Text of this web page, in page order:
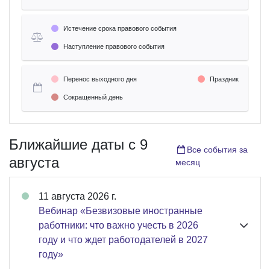
Истечение срока правового события
Наступление правового события
Перенос выходного дня Праздник
Сокращенный день
Ближайшие даты c 9
августа
Все события за
месяц
11 августа 2026 г.
Вебинар «Безвизовые иностранные
работники: что важно учесть в 2026
году и что ждет работодателей в 2027
году»